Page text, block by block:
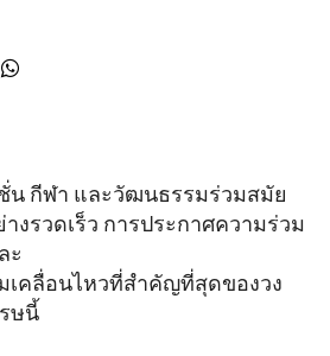
น กีฬา และวัฒนธรรมร่วมสมัย
งรวดเร็ว การประกาศความร่วม
ะ
เคลื่อนไหวที่สำคัญที่สุดของวง
ษนี้